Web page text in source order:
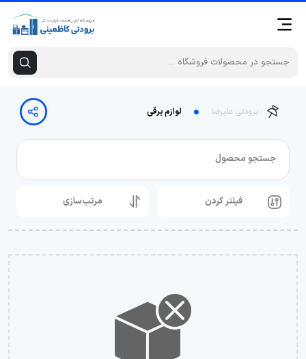
برودتی علیرضا لوازم برقی
جستجو محصول
فیلتر کردن مرتب‌سازی